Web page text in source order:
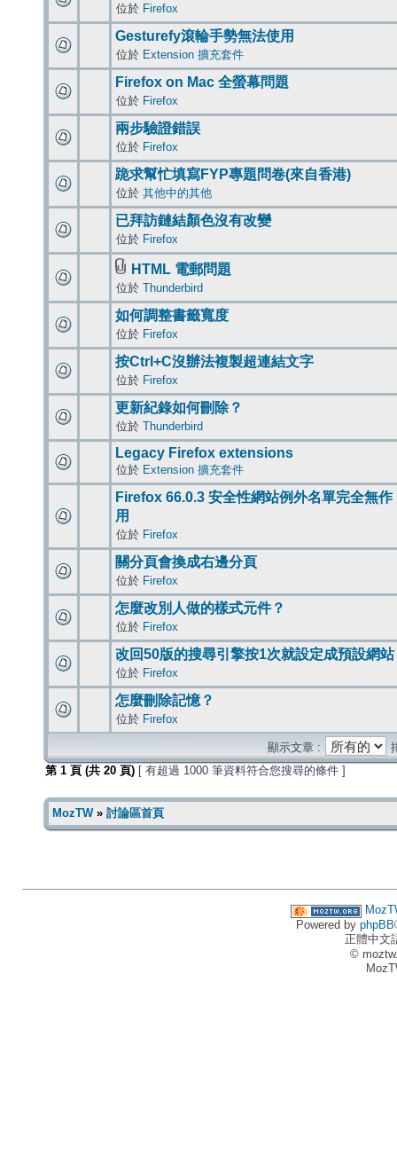
位於 Firefox
Gesturefy滾輪手勢無法使用
位於 Extension 擴充套件
Firefox on Mac 全螢幕問題
位於 Firefox
兩步驗證錯誤
位於 Firefox
跪求幫忙填寫FYP專題問卷(來自香港)
位於 其他中的其他
已拜訪鏈結顏色沒有改變
位於 Firefox
HTML 電郵問題
位於 Thunderbird
如何調整書籤寬度
位於 Firefox
按Ctrl+C沒辦法複製超連結文字
位於 Firefox
更新紀錄如何刪除？
位於 Thunderbird
Legacy Firefox extensions
位於 Extension 擴充套件
Firefox 66.0.3 安全性網站例外名單完全無作
用
位於 Firefox
關分頁會換成右邊分頁
位於 Firefox
怎麼改別人做的樣式元件？
位於 Firefox
改回50版的搜尋引擎按1次就設定成預設網站
位於 Firefox
怎麼刪除記憶？
位於 Firefox
顯示文章 :
第 1 頁 (共 20 頁) [ 有超過 1000 筆資料符合您搜尋的條件 ]
MozTW» 討論區首頁
Powered by phpBB
正體中文
©